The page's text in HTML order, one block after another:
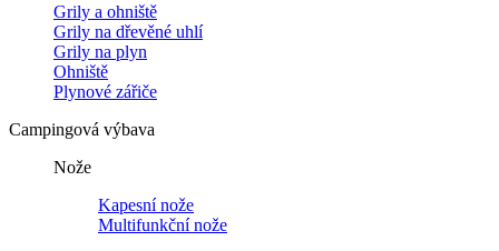
Grily a ohniště
Grily na dřevěné uhlí
Grily na plyn
Ohniště
Plynové zářiče
Campingová výbava
Nože
Kapesní nože
Multifunkční nože